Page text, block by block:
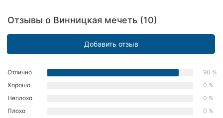
Одесса
Запорожье
Отзывы о Винницкая мечеть (10)
Добавить отзыв
Отлично
90 %
Хорошо
0 %
Неплохо
0 %
Плохо
0 %